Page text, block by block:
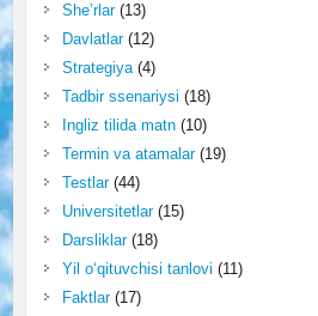
She’rlar(13)
Davlatlar(12)
Strategiya(4)
Tadbir ssenariysi (18)
Ingliz tilida matn(10)
Termin va atamalar(19)
Testlar(44)
Universitetlar(15)
Darsliklar(18)
Yil o‘qituvchisi tanlovi (11)
Faktlar(17)